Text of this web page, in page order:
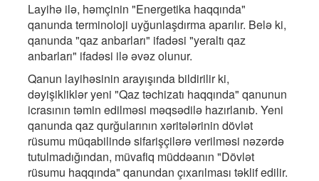
Layihə ilə, həmçinin "Energetika haqqında"
qanunda terminoloji uyğunlaşdırma aparılır. Belə ki,
qanunda "qaz anbarları" ifadəsi "yeraltı qaz
anbarları" ifadəsi ilə əvəz olunur.
Qanun layihəsinin arayışında bildirilir ki,
dəyişikliklər yeni "Qaz təchizatı haqqında" qanunun
icrasının təmin edilməsi məqsədilə hazırlanıb. Yeni
qanunda qaz qurğularının xəritələrinin dövlət
rüsumu müqabilində sifarişçilərə verilməsi nəzərdə
tutulmadığından, müvafiq müddəanın "Dövlət
rüsumu haqqında" qanundan çıxarılması təklif edilir.